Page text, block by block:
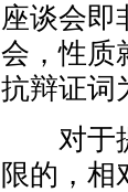
座谈会即
会，性质
抗辩证词
对于提
限的，相